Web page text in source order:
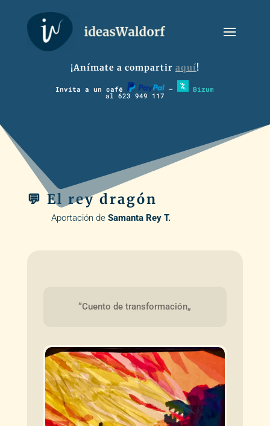
¡Anímate a compartir aquí!
Invita a un café – Bizum
al 623 949 117
💬 El rey dragón
Aportación de Samanta Rey T.
“Cuento de transformación„